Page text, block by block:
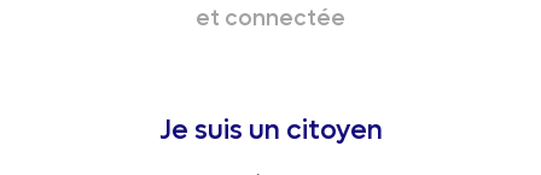
et connectée
Je suis un citoyen